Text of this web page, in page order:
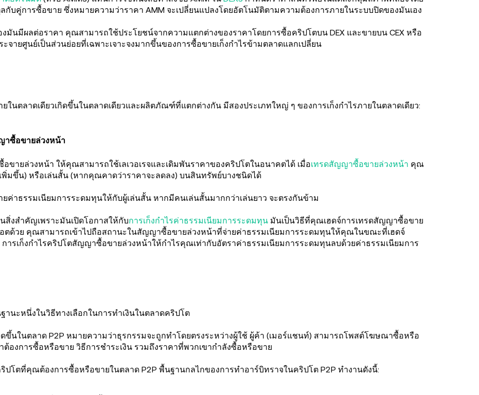
บคู่การซื้อขาย ซึ่งหมายความว่าราคา AMM จะเปลี่ยนแปลงโดยอัตโนมัติตามความต้องการภายในระบบปิดของมันเอง
นมีผลต่อราคา คุณสามารถใช้ประโยชน์จากความแตกต่างของราคาโดยการซื้อคริปโตบน DEX และขายบน CEX หรือ
จายศูนย์เป็นส่วนย่อยที่เฉพาะเจาะจงมากขึ้นของการซื้อขายเก็งกำไรข้ามตลาดแลกเปลี่ยน
ยในตลาดเดียวเกิดขึ้นในตลาดเดียวและผลิตภัณฑ์ที่แตกต่างกัน มีสองประเภทใหญ่ ๆ ของการเก็งกำไรภายในตลาดเดียว:
าซื้อขายล่วงหน้า
ายล่วงหน้า ให้คุณสามารถใช้เลเวอเรจและเดิมพันราคาของคริปโตในอนาคตได้ เมื่อเทรดสัญญาซื้อขายล่วงหน้า คุณ
พิ่มขึ้น) หรือเล่นสั้น (หากคุณคาดว่าราคาจะลดลง) บนสินทรัพย์บางชนิดได้
ค่าธรรมเนียมการระดมทุนให้กับผู้เล่นสั้น หากมีคนเล่นสั้นมากกว่าเล่นยาว จะตรงกันข้าม
สิ่งสำคัญเพราะมันเปิดโอกาสให้กับการเก็งกำไรค่าธรรมเนียมการระดมทุน มันเป็นวิธีที่คุณเฮดจ์การเทรดสัญญาซื้อขาย
ด้วย คุณสามารถเข้าไปถือสถานะในสัญญาซื้อขายล่วงหน้าที่จ่ายค่าธรรมเนียมการระดมทุนให้คุณในขณะที่เฮดจ์
ารเก็งกำไรคริปโตสัญญาซื้อขายล่วงหน้าให้กำไรคุณเท่ากับอัตราค่าธรรมเนียมการระดมทุนลบด้วยค่าธรรมเนียมการ
นะหนึ่งในวิธีทางเลือกในการทำเงินในตลาดคริปโต
ขึ้นในตลาด P2P หมายความว่าธุรกรรมจะถูกทำโดยตรงระหว่างผู้ใช้ ผู้ค้า (เมอร์แชนท์) สามารถโพสต์โฆษณาซื้อหรือ
องการซื้อหรือขาย วิธีการชำระเงิน รวมถึงราคาที่พวกเขากำลังซื้อหรือขาย
ปโตที่คุณต้องการซื้อหรือขายในตลาด P2P พื้นฐานกลไกของการทำอาร์บิทราจในคริปโต P2P ทำงานดังนี้: